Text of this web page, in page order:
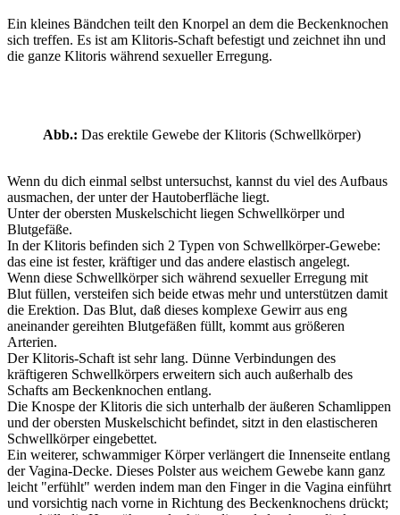
Ein kleines Bändchen teilt den Knorpel an dem die Beckenknochen
sich treffen. Es ist am Klitoris-Schaft befestigt und zeichnet ihn und
die ganze Klitoris während sexueller Erregung.
Abb.: Das erektile Gewebe der Klitoris (Schwellkörper)
Wenn du dich einmal selbst untersuchst, kannst du viel des Aufbaus
ausmachen, der unter der Hautoberfläche liegt.
Unter der obersten Muskelschicht liegen Schwellkörper und
Blutgefäße.
In der Klitoris befinden sich 2 Typen von Schwellkörper-Gewebe:
das eine ist fester, kräftiger und das andere elastisch angelegt.
Wenn diese Schwellkörper sich während sexueller Erregung mit
Blut füllen, versteifen sich beide etwas mehr und unterstützen damit
die Erektion. Das Blut, daß dieses komplexe Gewirr aus eng
aneinander gereihten Blutgefäßen füllt, kommt aus größeren
Arterien.
Der Klitoris-Schaft ist sehr lang. Dünne Verbindungen des
kräftigeren Schwellkörpers erweitern sich auch außerhalb des
Schafts am Beckenknochen entlang.
Die Knospe der Klitoris die sich unterhalb der äußeren Schamlippen
und der obersten Muskelschicht befindet, sitzt in den elastischeren
Schwellkörper eingebettet.
Ein weiterer, schwammiger Körper verlängert die Innenseite entlang
der Vagina-Decke. Dieses Polster aus weichem Gewebe kann ganz
leicht "erfühlt" werden indem man den Finger in die Vagina einführt
und vorsichtig nach vorne in Richtung des Beckenknochens drückt;